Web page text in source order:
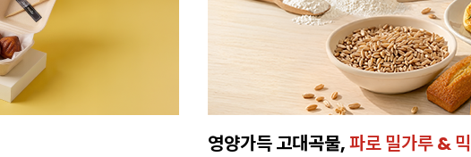
영양가득 고대곡물,파로 밀가루 &